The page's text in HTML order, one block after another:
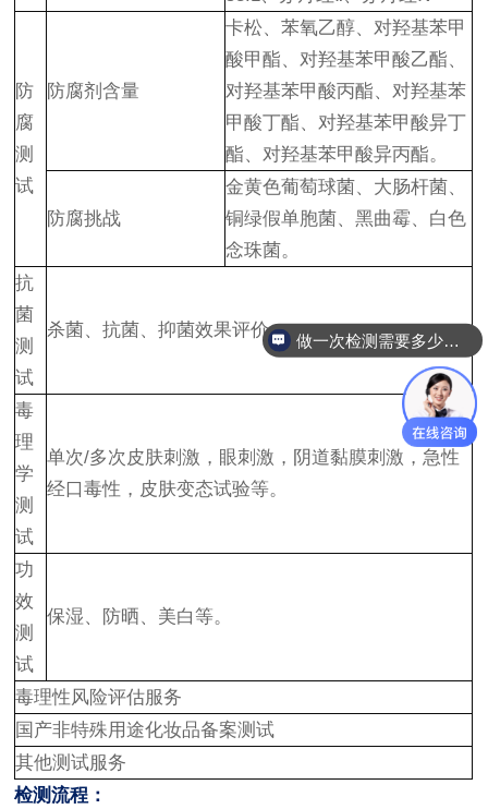
防
腐
测
试
防腐剂含量
卡松、苯氧乙醇、对羟基苯甲
酸甲酯、对羟基苯甲酸乙酯、
对羟基苯甲酸丙酯、对羟基苯
甲酸丁酯、对羟基苯甲酸异丁
酯、对羟基苯甲酸异丙酯。
防腐挑战
金黄色葡萄球菌、大肠杆菌、
铜绿假单胞菌、黑曲霉、白色
念珠菌。
抗
菌
测
试
杀菌、抗菌、抑菌效果评价。
毒
理
学
测
试
单次/多次皮肤刺激，眼刺激，阴道黏膜刺激，急性
经口毒性，皮肤变态试验等。
功
效
测
试
保湿、防晒、美白等。
毒理性风险评估服务
国产非特殊用途化妆品备案测试
其他测试服务
检测流程：
做一次检测需要多少钱？